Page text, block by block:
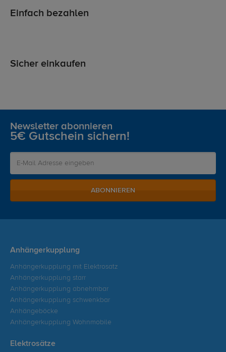
Einfach bezahlen
Sicher einkaufen
Newsletter abonnieren
5€ Gutschein sichern!
ABONNIEREN
Anhängerkupplung
Anhängerkupplung mit Elektrosatz
Anhängerkupplung starr
Anhängerkupplung abnehmbar
Anhängerkupplung schwenkbar
Anhängeböcke
Anhängerkupplung Wohnmobile
Elektrosätze